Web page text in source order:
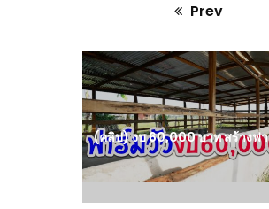
Prev